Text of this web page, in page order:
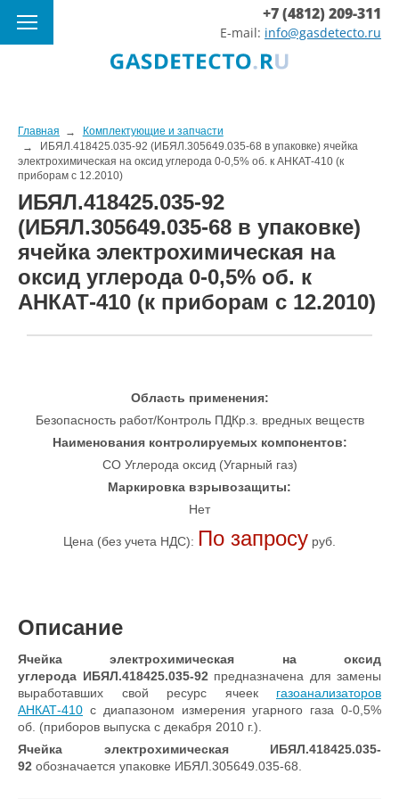
+7 (4812) 209-311
E-mail: info@gasdetecto.ru
Главная
Комплектующие и запчасти
ИБЯЛ.418425.035-92 (ИБЯЛ.305649.035-68 в упаковке) ячейка
электрохимическая на оксид углерода 0-0,5% об. к АНКАТ-410 (к
приборам с 12.2010)
ИБЯЛ.418425.035-92
(ИБЯЛ.305649.035-68 в упаковке)
ячейка электрохимическая на
оксид углерода 0-0,5% об. к
АНКАТ-410 (к приборам с 12.2010)
Область применения:
Безопасность работ/Контроль ПДКр.з. вредных веществ
Наименования контролируемых компонентов:
CO Углерода оксид (Угарный газ)
Маркировка взрывозащиты:
Нет
Цена (без учета НДС): По запросу руб.
Описание
Ячейка электрохимическая на оксид
углерода ИБЯЛ.418425.035-92 предназначена для замены
выработавших свой ресурс ячеек газоанализаторов
АНКАТ-410 с диапазоном измерения угарного газа 0-0,5%
об. (приборов выпуска с декабря 2010 г.).
Ячейка электрохимическая ИБЯЛ.418425.035-
92 обозначается упаковке ИБЯЛ.305649.035-68.